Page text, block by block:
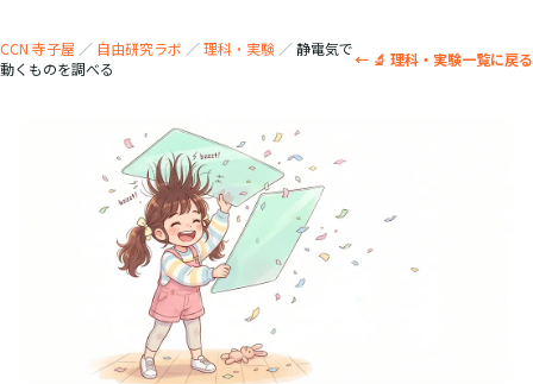
CCN 寺子屋 ／ 自由研究ラボ ／理科・実験 ／静電気で
動くものを調べる
← 🔬 理科・実験一覧に戻る